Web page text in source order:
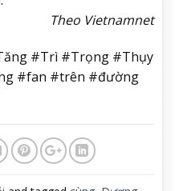
Theo Vietnamnet
#Trì #Trọng #Thụy
#fan #trên #đường